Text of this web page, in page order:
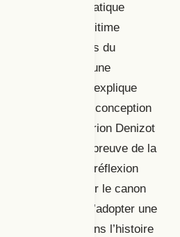
l’histoire de la pratique
siècle, qui légitime
historiographies du
l’apparition d’une
théâtrale s’explique
d’une nouvelle conception
siècle. Marion Denizot
théâtral à l’épreuve de la
théâtrales », une réflexion
théâtrales sur le canon
l’importance d’adopter une
qui s’inscrit dans l’histoire